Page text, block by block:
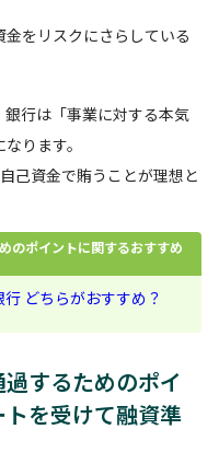
をリスクにさらしている
行は「事業に対する本気
ります。
己資金で賄うことが理想と
のポイントに関するおすすめ
どちらがおすすめ？
するためのポイ
を受けて融資準